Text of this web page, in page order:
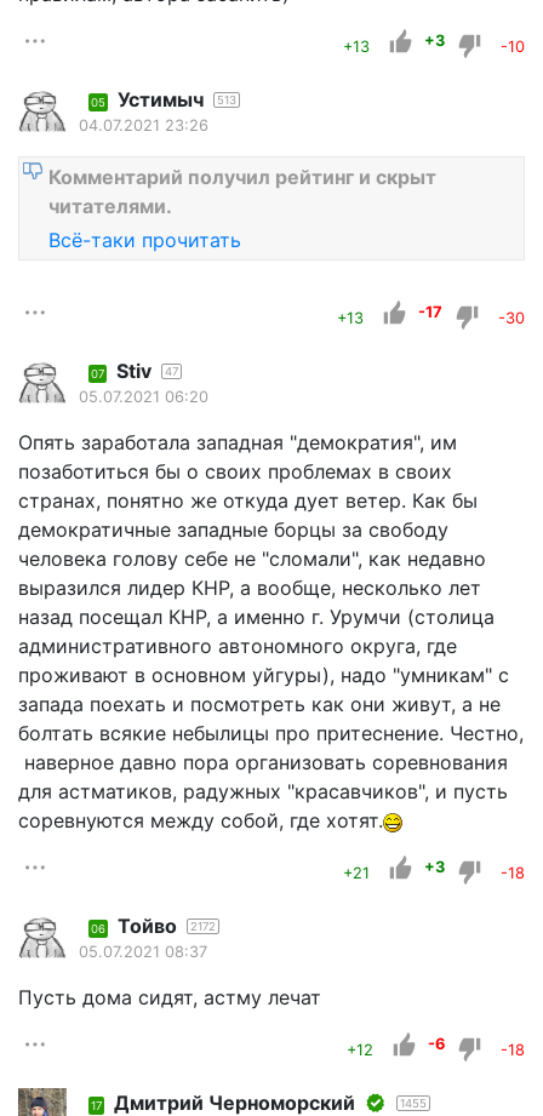
+13 +3 -10
05 Устимыч 513
04.07.2021 23:26
Комментарий получил рейтинг и скрыт
читателями.
Всё-таки прочитать
+13 -17 -30
07 Stiv 47
05.07.2021 06:20
Опять заработала западная "демократия", им
позаботиться бы о своих проблемах в своих
странах, понятно же откуда дует ветер. Как бы
демократичные западные борцы за свободу
человека голову себе не "сломали", как недавно
выразился лидер КНР, а вообще, несколько лет
назад посещал КНР, а именно г. Урумчи (столица
административного автономного округа, где
проживают в основном уйгуры), надо "умникам" с
запада поехать и посмотреть как они живут, а не
болтать всякие небылицы про притеснение. Честно,
наверное давно пора организовать соревнования
для астматиков, радужных "красавчиков", и пусть
соревнуются между собой, где хотят.
+21 +3 -18
06 Тойво 2172
05.07.2021 08:37
Пусть дома сидят, астму лечат
+12 -6 -18
17 Дмитрий Черноморский 1455